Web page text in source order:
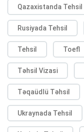
Qazaxistanda Tehsil
Rusiyada Tehsil
Tehsil Toefl
Təhsil Vizasi
Təqaüdlü Təhsil
Ukraynada Tehsil